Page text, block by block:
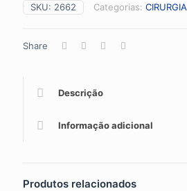
SKU: 2662 Categorias: CIRURGIA
Share
Descrição
Informação adicional
Produtos relacionados